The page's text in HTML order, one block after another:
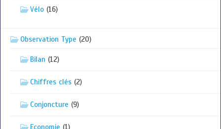
Vélo (16)
Observation Type (20)
Bilan (12)
Chiffres clés (2)
Conjoncture (9)
Economie (1)